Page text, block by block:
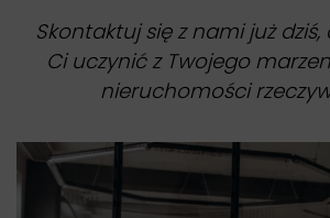
Skontaktuj się z nami już
Ci uczynić z Twojego
nieruchomości